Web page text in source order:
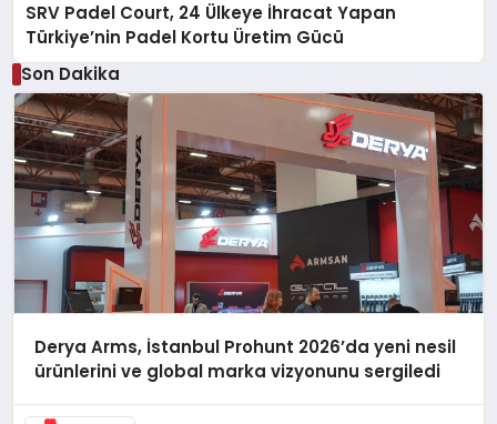
SRV Padel Court, 24 Ülkeye İhracat Yapan
Türkiye’nin Padel Kortu Üretim Gücü
Son Dakika
Derya Arms, İstanbul Prohunt 2026’da yeni nesil
ürünlerini ve global marka vizyonunu sergiledi